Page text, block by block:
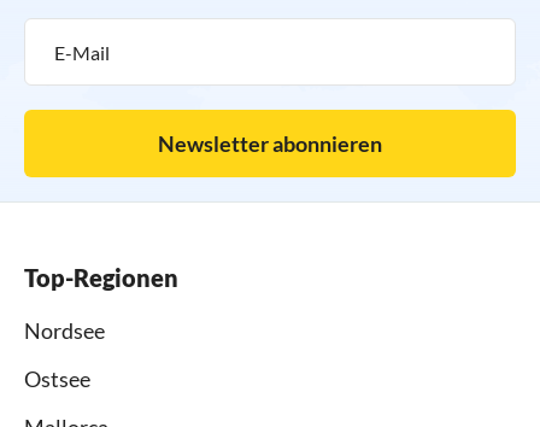
Newsletter abonnieren
Top-Regionen
Nordsee
Ostsee